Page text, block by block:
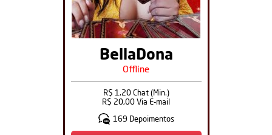
BellaDona
Offline
R$ 1,20 Chat (Min.)
R$ 20,00 Via E-mail
169 Depoimentos